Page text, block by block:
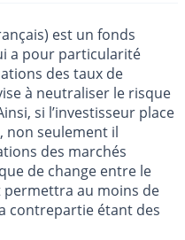
est un fonds
a pour particularité
des taux de
à neutraliser le risque
si l’investisseur place
non seulement il
des marchés
de change entre le
permettra au moins de
contrepartie étant des